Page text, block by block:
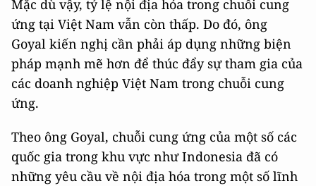
Mặc dù vậy, tỷ lệ nội địa hóa trong chuỗi cung
ứng tại Việt Nam vẫn còn thấp. Do đó, ông
Goyal kiến nghị cần phải áp dụng những biện
pháp mạnh mẽ hơn để thúc đẩy sự tham gia của
các doanh nghiệp Việt Nam trong chuỗi cung
ứng.
Theo ông Goyal, chuỗi cung ứng của một số các
quốc gia trong khu vực như Indonesia đã có
những yêu cầu về nội địa hóa trong một số lĩnh